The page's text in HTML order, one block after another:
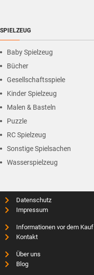
SPIELZEUG
Baby Spielzeug
Bücher
Gesellschaftsspiele
Kinder Spielzeug
Malen & Basteln
Puzzle
RC Spielzeug
Sonstige Spielsachen
Wasserspielzeug
Datenschutz
Impressum
Informationen vor dem Kauf
Kontakt
Über uns
Blog